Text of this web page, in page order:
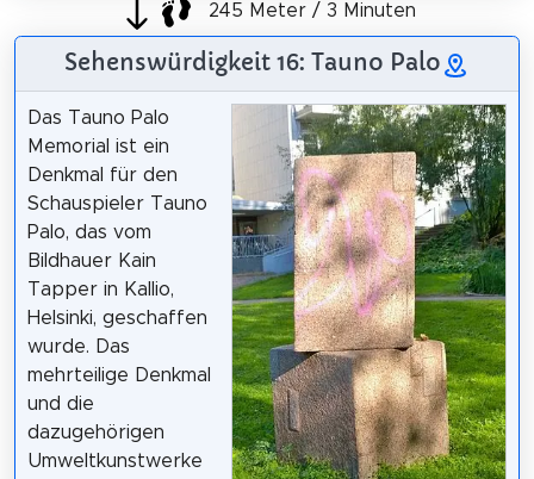
245 Meter / 3 Minuten
Sehenswürdigkeit 16: Tauno Palo
Das Tauno Palo
Memorial ist ein
Denkmal für den
Schauspieler Tauno
Palo, das vom
Bildhauer Kain
Tapper in Kallio,
Helsinki, geschaffen
wurde. Das
mehrteilige Denkmal
und die
dazugehörigen
Umweltkunstwerke